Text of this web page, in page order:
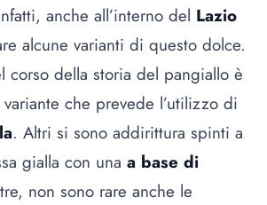
anche all’interno del Lazio
alcune varianti di questo dolce.
corso della storia del pangiallo è
che prevede l’utilizzo di
. Altri si sono addirittura spinti a
gialla con una a base di
non sono rare anche le